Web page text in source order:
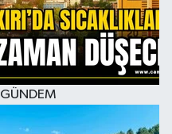
GÜNDEM
KÜLTÜR SANAT
MAGAZİN
SAĞLIK